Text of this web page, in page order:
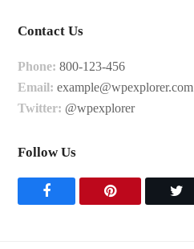
Contact Us
Phone: 800-123-456
Email: example@wpexplorer.com
Twitter: @wpexplorer
Follow Us
F
P
T